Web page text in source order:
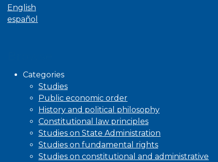
English
español
Categories
Studies
Public economic order
History and political philosophy
Constitutional law principles
Studies on State Administration
Studies on fundamental rights
Studies on constitutional and administrative